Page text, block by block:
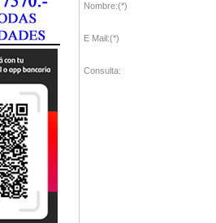
Nombre:(*)
E Mail:(*)
Consulta: